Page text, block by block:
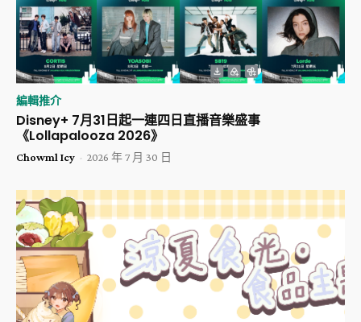
編輯推介
Disney+ 7月31日起一連四日直播音樂盛事
《Lollapalooza 2026》
Chowml Icy - 2026 年 7 月 30 日